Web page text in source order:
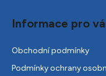
Informace pro
Obchodní podmínky
Podmínky ochrany